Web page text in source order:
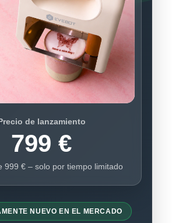
NUEVO EN EL MERCADO
de lanzamiento
799 €
999 € – solo por tiempo limitado